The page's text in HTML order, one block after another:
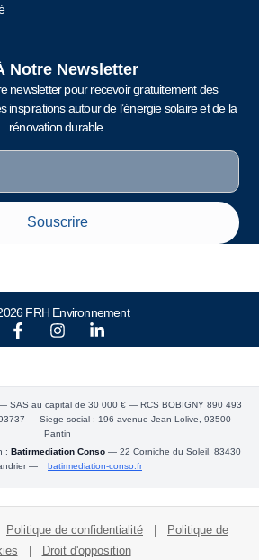
Notre Newsletter
newsletter pour recevoir gratuitement des
inspirations autour de l’énergie solaire et de la
rénovation durable.
Souscrire
FRH Environnement
SAS au capital de 30 000 € — RCS BOBIGNY 890 493
— Siege social : 196 avenue Jean Lolive, 93500
Pantin
: Batirmediation Conso— 22 Corniche du Soleil, 83430
—
batirmediation-conso.fr
Politique de confidentialité
Politique de
Droit d'opposition